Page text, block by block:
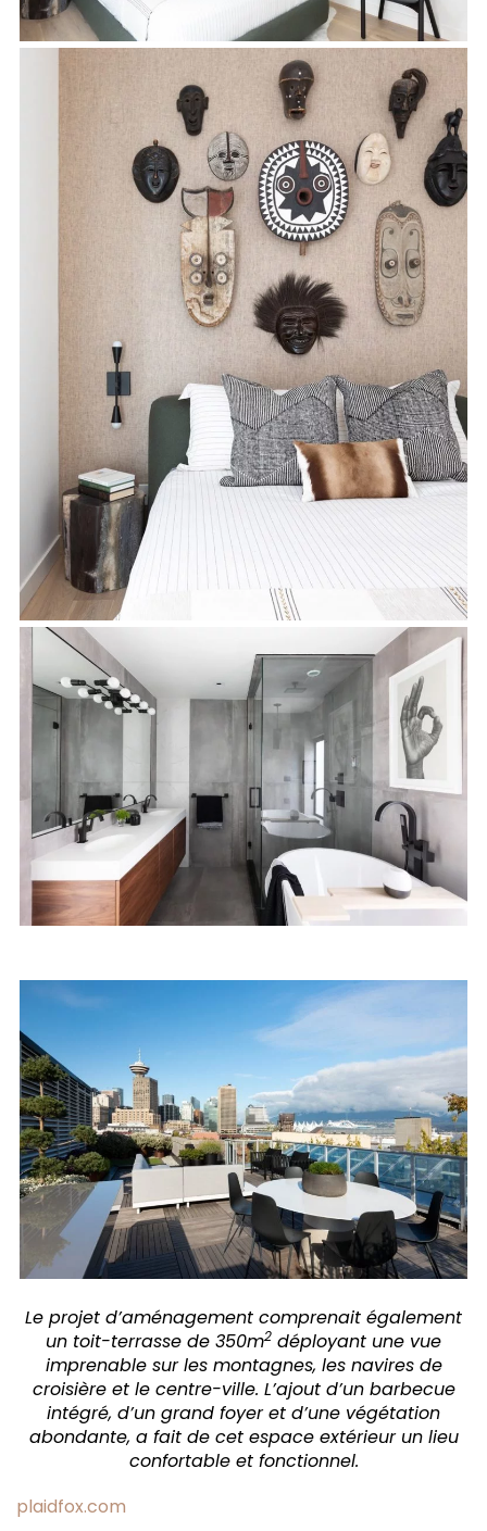
Le projet d’aménagement comprenait également
un toit-terrasse de 350m2 déployant une vue
imprenable sur les montagnes, les navires de
croisière et le centre-ville. L’ajout d’un barbecue
intégré, d’un grand foyer et d’une végétation
abondante, a fait de cet espace extérieur un lieu
confortable et fonctionnel.
plaidfox.com